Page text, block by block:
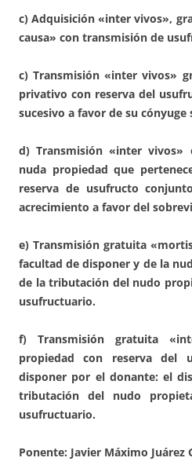
c) Adquisición «inter vivos»,
causa» con transmisión de
c) Transmisión «inter vivos»
privativo con reserva del
sucesivo a favor de su cónyuge
d) Transmisión «inter
nuda propiedad que
reserva de usufructo
acrecimiento a favor del
e) Transmisión gratuita
facultad de disponer y de la
de la tributación del nudo
usufructuario.
f) Transmisión gratuita
propiedad con reserva del
disponer por el donante: el
tributación del nudo
usufructuario.
Ponente: Javier Máximo Juárez